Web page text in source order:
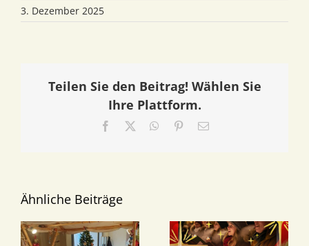
3. Dezember 2025
Teilen Sie den Beitrag! Wählen Sie
Ihre Plattform.
Facebook WhatsApp
Pinterest
E-
Ähnliche Beiträge